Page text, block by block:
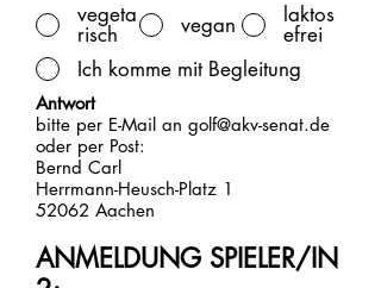
vegeta
risch vegan laktos
efrei
Ich komme mit Begleitung
Antwort
bitte per E-Mail an golf@akv-senat.de
oder per Post:
Bernd Carl
Herrmann-Heusch-Platz 1
52062 Aachen
ANMELDUNG SPIELER/IN